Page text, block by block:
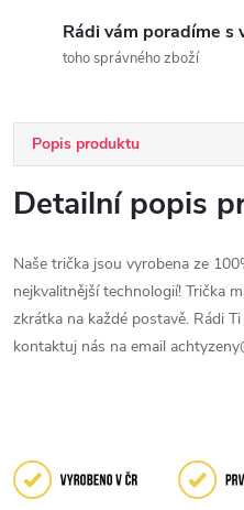
Rádi vám poradíme s
toho správného zboží
Popis produktu
Detailní popis
Naše trička jsou vyrobena ze
nejkvalitnější technologií! Trička
zkrátka na každé postavě. Rádi
kontaktuj nás na email